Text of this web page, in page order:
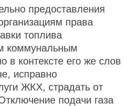
предоставления
права
топлива
коммунальным
в контексте его же слов
исправно
ЖКХ, страдать от
подачи газа